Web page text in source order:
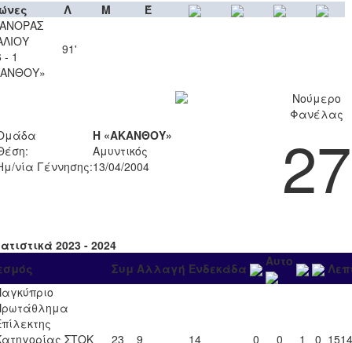
Λ Μ
Έ
- 1
91'
Η «ΑΚΑΝΘΟΥ»
Αμυντικός
νία Γέννησης:13/04/2004
Νούμερο
Φανέλας
27
2023 - 2024
Συμ Αλλαγή Ενδεκάδα Αυτο
ΣΤΟΚ
23 9 14 0 0 1 0 1514